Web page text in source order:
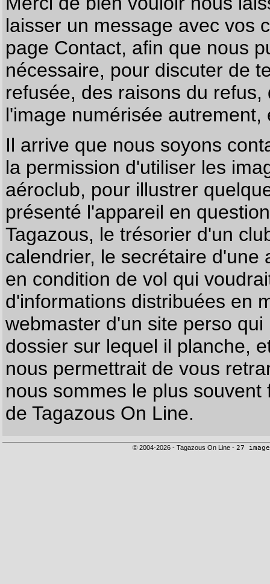
laisser un message avec vos
page Contact, afin que nous
nécessaire, pour discuter de
refusée, des raisons du
l'image numérisée autrement,
Il arrive que nous soyons
la permission d'utiliser les
aéroclub, pour illustrer
présenté l'appareil en
Tagazous, le trésorier d'un
calendrier, le secrétaire
en condition de vol qui
d'informations distribuées en
webmaster d'un site perso
dossier sur lequel il planche,
nous permettrait de vous
nous sommes le plus
de Tagazous On Line.
© 2004-2026 - Tagazous On Line - 27